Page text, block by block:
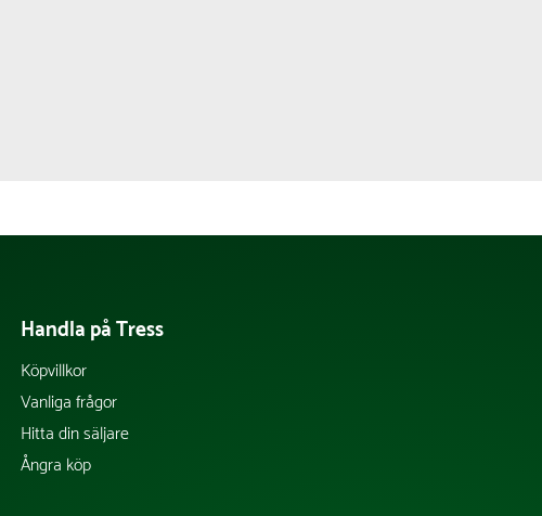
Handla på Tress
Köpvillkor
Vanliga frågor
Hitta din säljare
Ångra köp